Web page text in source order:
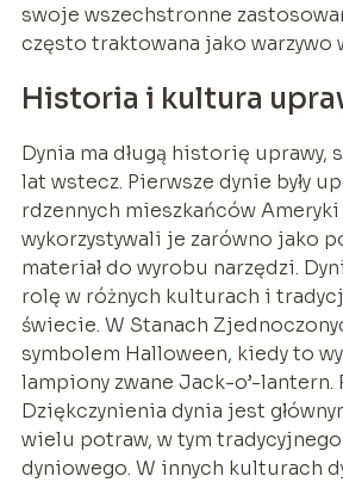
swoje wszechstronne
często traktowana jako warzywo
Historia i kultura
Dynia ma długą historię uprawy,
lat wstecz. Pierwsze dynie były
rdzennych mieszkańców
wykorzystywali je zarówno jako
materiał do wyrobu narzędzi.
rolę w różnych kulturach i
świecie. W Stanach
symbolem Halloween, kiedy to
lampiony zwane Jack-o’-lantern.
Dziękczynienia dynia jest
wielu potraw, w tym
dyniowego. W innych kulturach